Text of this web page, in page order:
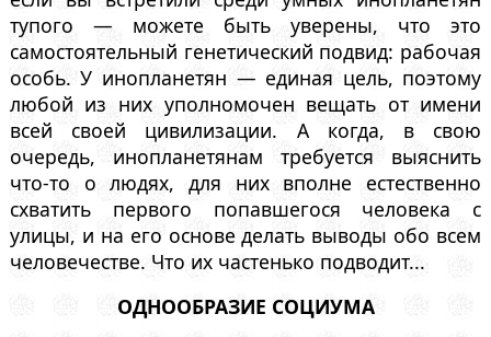
тупого — можете быть уверены, что это
самостоятельный генетический подвид: рабочая
особь. У инопланетян — единая цель, поэтому
любой из них уполномочен вещать от имени
всей своей цивилизации. А когда, в свою
очередь, инопланетянам требуется выяснить
что-то о людях, для них вполне естественно
схватить первого попавшегося человека с
улицы, и на его основе делать выводы обо всем
человечестве. Что их частенько подводит...
ОДНООБРАЗИЕ СОЦИУМА